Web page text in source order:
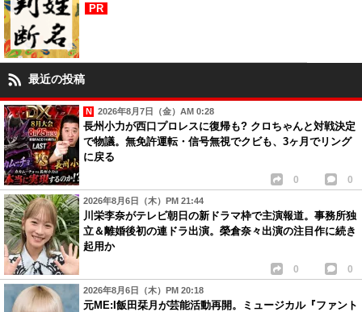
PR
最近の投稿
2026年8月7日（金）AM 0:28
長州小力が西口プロレスに復帰も? クロちゃんと対戦決定
で物議。無免許運転・信号無視でクビも、3ヶ月でリング
に戻る
0 0
2026年8月6日（木）PM 21:44
川栄李奈がテレビ朝日の新ドラマ枠で主演報道。事務所独
立＆離婚後初の連ドラ出演。榮倉奈々出演の注目作に続き
起用か
0 0
2026年8月6日（木）PM 20:18
元ME:I飯田栞月が芸能活動再開。ミュージカル『ファント